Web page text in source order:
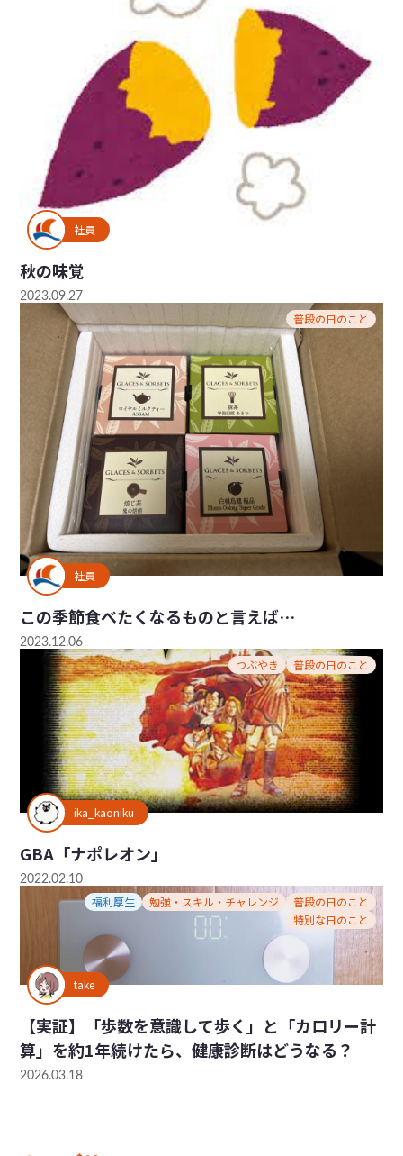
社員
秋の味覚
2023.09.27
普段の日のこと
社員
この季節食べたくなるものと言えば…
2023.12.06
つぶやき 普段の日のこと
ika_kaoniku
GBA「ナポレオン」
2022.02.10
福利厚生 勉強・スキル・チャレンジ
普段の日のこと
特別な日のこと
take
【実証】「歩数を意識して歩く」と「カロリー計
算」を約1年続けたら、健康診断はどうなる？
2026.03.18